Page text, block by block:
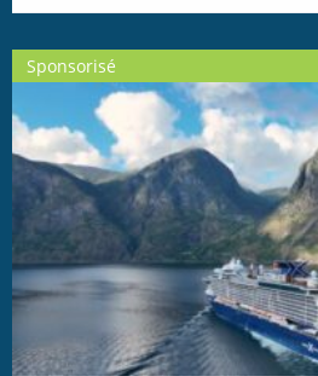
Sponsorisé